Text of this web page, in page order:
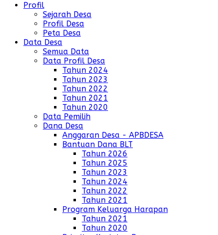
Profil
Sejarah Desa
Profil Desa
Peta Desa
Data Desa
Semua Data
Data Profil Desa
Tahun 2024
Tahun 2023
Tahun 2022
Tahun 2021
Tahun 2020
Data Pemilih
Dana Desa
Anggaran Desa - APBDESA
Bantuan Dana BLT
Tahun 2026
Tahun 2025
Tahun 2023
Tahun 2024
Tahun 2022
Tahun 2021
Program Keluarga Harapan
Tahun 2021
Tahun 2020